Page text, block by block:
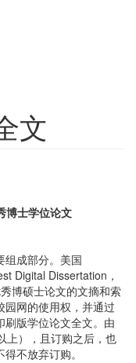
文
博士学位论文
组成部分。美国
Digital Dissertation，
博硕士论文的文摘和索
园网的使用权，并通过
版学位论文全文。由
上），且订购之后，也
不放弃订购。